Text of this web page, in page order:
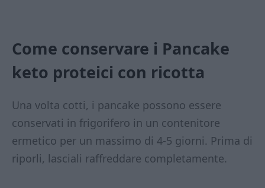
Come conservare i Pancake
keto proteici con ricotta
Una volta cotti, i pancake possono essere
conservati in frigorifero in un contenitore
ermetico per un massimo di 4-5 giorni. Prima di
riporli, lasciali raffreddare completamente.